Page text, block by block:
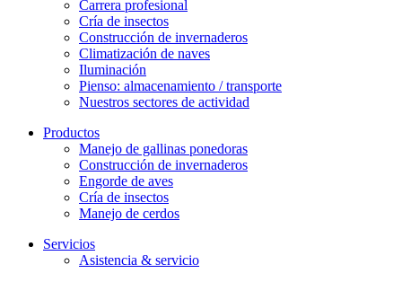
Carrera profesional
Cría de insectos
Construcción de invernaderos
Climatización de naves
Iluminación
Pienso: almacenamiento / transporte
Nuestros sectores de actividad
Productos
Manejo de gallinas ponedoras
Construcción de invernaderos
Engorde de aves
Cría de insectos
Manejo de cerdos
Servicios
Asistencia & servicio